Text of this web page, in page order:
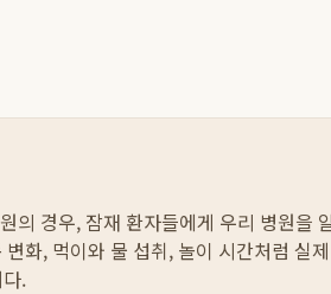
경우, 잠재 환자들에게 우리 병원을
화, 먹이와 물 섭취, 놀이 시간처럼 실
.